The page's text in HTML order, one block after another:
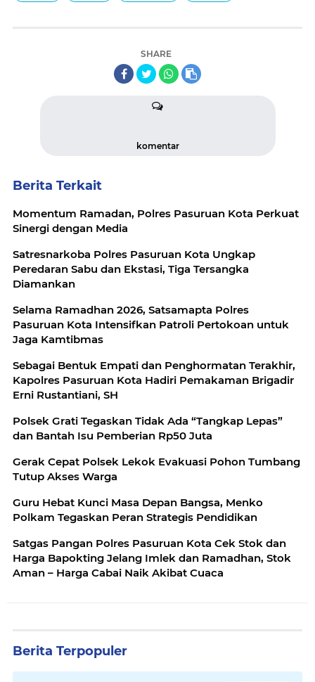
SHARE
komentar
Berita Terkait
Momentum Ramadan, Polres Pasuruan Kota Perkuat
Sinergi dengan Media
Satresnarkoba Polres Pasuruan Kota Ungkap
Peredaran Sabu dan Ekstasi, Tiga Tersangka
Diamankan
Selama Ramadhan 2026, Satsamapta Polres
Pasuruan Kota Intensifkan Patroli Pertokoan untuk
Jaga Kamtibmas
Sebagai Bentuk Empati dan Penghormatan Terakhir,
Kapolres Pasuruan Kota Hadiri Pemakaman Brigadir
Erni Rustantiani, SH
Polsek Grati Tegaskan Tidak Ada “Tangkap Lepas”
dan Bantah Isu Pemberian Rp50 Juta
Gerak Cepat Polsek Lekok Evakuasi Pohon Tumbang
Tutup Akses Warga
Guru Hebat Kunci Masa Depan Bangsa, Menko
Polkam Tegaskan Peran Strategis Pendidikan
Satgas Pangan Polres Pasuruan Kota Cek Stok dan
Harga Bapokting Jelang Imlek dan Ramadhan, Stok
Aman – Harga Cabai Naik Akibat Cuaca
Berita Terpopuler